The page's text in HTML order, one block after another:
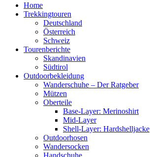
Home
Trekkingtouren
Deutschland
Österreich
Schweiz
Tourenberichte
Skandinavien
Südtirol
Outdoorbekleidung
Wanderschuhe – Der Ratgeber
Mützen
Oberteile
Base-Layer: Merinoshirt
Mid-Layer
Shell-Layer: Hardshelljacke
Outdoorhosen
Wandersocken
Handschuhe